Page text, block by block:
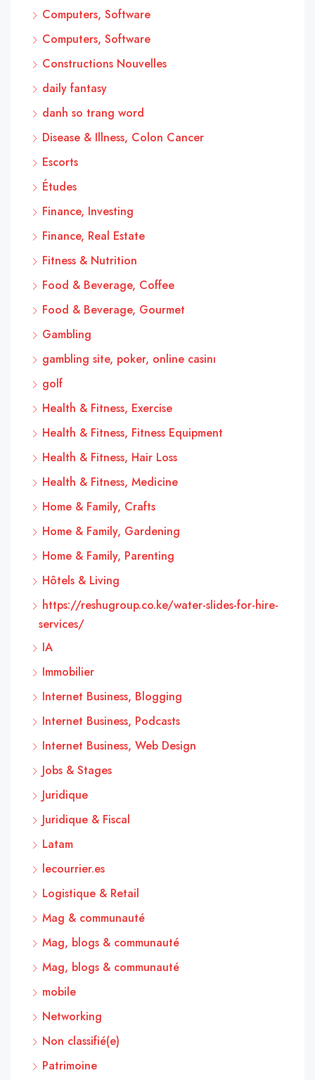
Computers, Software
Computers, Software
Constructions Nouvelles
daily fantasy
danh so trang word
Disease & Illness, Colon Cancer
Escorts
Études
Finance, Investing
Finance, Real Estate
Fitness & Nutrition
Food & Beverage, Coffee
Food & Beverage, Gourmet
Gambling
gambling site, poker, online casinı
golf
Health & Fitness, Exercise
Health & Fitness, Fitness Equipment
Health & Fitness, Hair Loss
Health & Fitness, Medicine
Home & Family, Crafts
Home & Family, Gardening
Home & Family, Parenting
Hôtels & Living
https://reshugroup.co.ke/water-slides-for-hire-
services/
IA
Immobilier
Internet Business, Blogging
Internet Business, Podcasts
Internet Business, Web Design
Jobs & Stages
Juridique
Juridique & Fiscal
Latam
lecourrier.es
Logistique & Retail
Mag & communauté
Mag, blogs & communauté
Mag, blogs & communauté
mobile
Networking
Non classifié(e)
Patrimoine